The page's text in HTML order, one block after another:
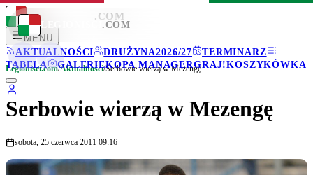
LEGIONISCI .COM
MENU
AKTUALNOŚCI
DRUŻYNA2026/27
TERMINARZ
TABELA
GALERIEKOPA MANAGERGRAJ!KOSZYKÓWKA
LEGIONISCI .COM
Legionisci.com/Aktualności/Serbowie wierzą w Mezengę
Serbowie wierzą w Mezengę
sobota, 25 czerwca 2011 09:16